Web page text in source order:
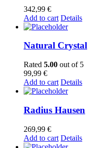
342,99 €
Add to cart Details
Natural Crystal
Rated 5.00 out of 5
99,99 €
Add to cart Details
Radius Hausen
269,99 €
Add to cart Details